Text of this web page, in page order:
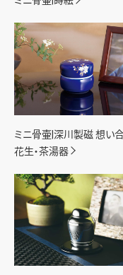
ミニ骨壷|深川製磁 想い
花生・茶湯器